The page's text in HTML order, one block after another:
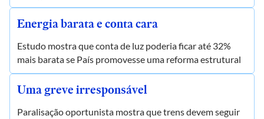
Energia barata e conta cara
Estudo mostra que conta de luz poderia ficar até 32%
mais barata se País promovesse uma reforma estrutural
Uma greve irresponsável
Paralisação oportunista mostra que trens devem seguir